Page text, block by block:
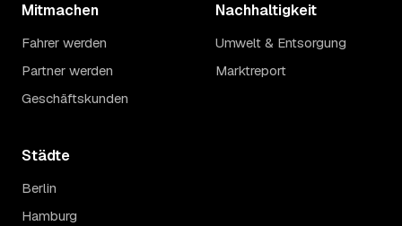
Mitmachen
Fahrer werden
Partner werden
Geschäftskunden
Nachhaltigkeit
Umwelt & Entsorgung
Marktreport
Städte
Berlin
Hamburg